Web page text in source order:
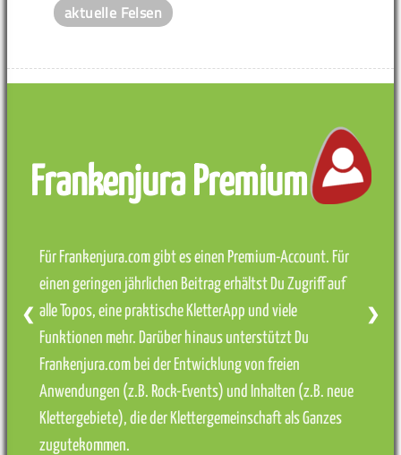
aktuelle Felsen
Frankenjura Premium
Für Frankenjura.com gibt es einen Premium-Account. Für
einen geringen jährlichen Beitrag erhältst Du Zugriff auf
alle Topos, eine praktische KletterApp und viele
Funktionen mehr. Darüber hinaus unterstützt Du
Frankenjura.com bei der Entwicklung von freien
Anwendungen (z.B. Rock-Events) und Inhalten (z.B. neue
Klettergebiete), die der Klettergemeinschaft als Ganzes
zugutekommen.
❮ ❯